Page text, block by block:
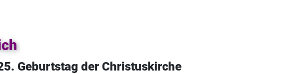
Geburtstag der Christuskirche